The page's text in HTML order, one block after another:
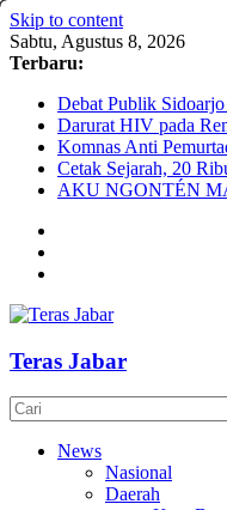
Skip to content
Sabtu, Agustus 8, 2026
Terbaru:
Debat Publik
Darurat HIV pada
Komnas Anti
Cetak Sejarah, 20
AKU NGONTÉN
Teras Jabar
News
Nasional
Daerah